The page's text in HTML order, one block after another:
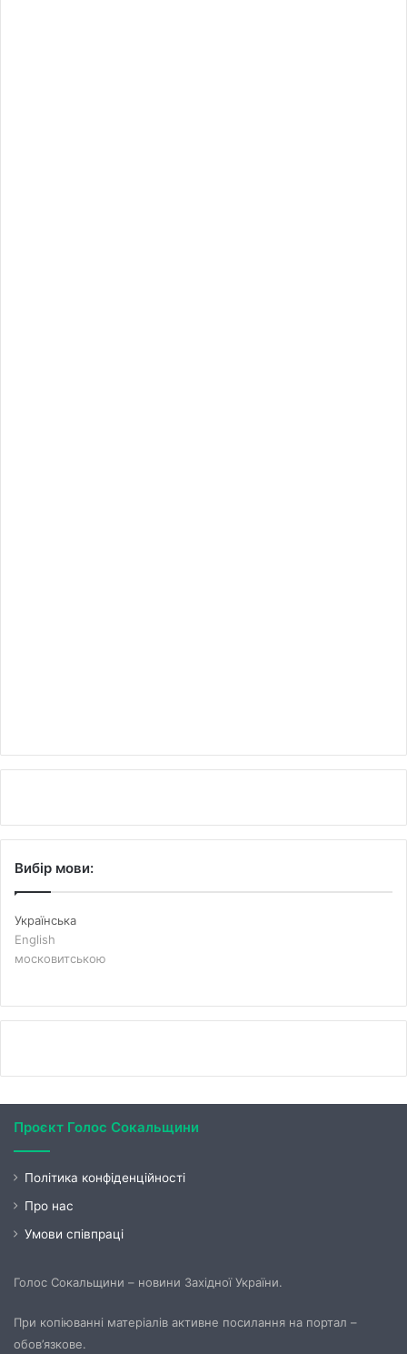
Вибір мови:
Українська
English
московитською
Проєкт Голос Сокальщини
Політика конфіденційності
Про нас
Умови співпраці
Голос Сокальщини – новини Західної України.
При копіюванні матеріалів активне посилання на портал –
обов’язкове.